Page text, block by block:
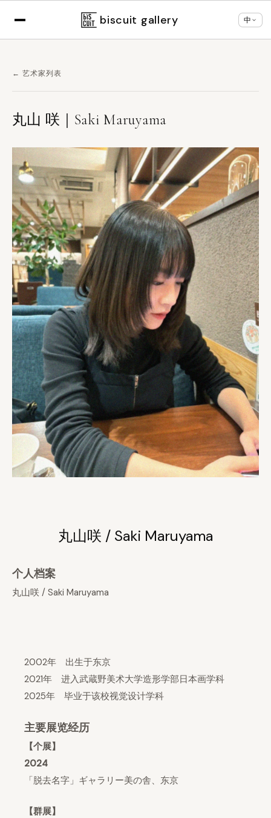
根据您的浏览器设置，正以 切换语言 ×
biscuit gallery 中
← 艺术家列表
丸山 咲｜Saki Maruyama
丸山咲 / Saki Maruyama
个人档案
丸山咲 / Saki Maruyama
2002年 出生于东京
2021年 进入武蔵野美术大学造形学部日本画学科
2025年 毕业于该校视觉设计学科
主要展览经历
【个展】
2024
「脱去名字」ギャラリー美の舎、东京
【群展】